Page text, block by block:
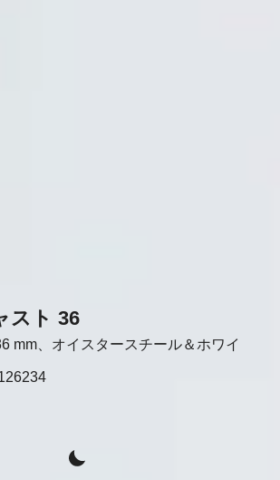
スト 36
mm、オイスタースチール＆ホワイ